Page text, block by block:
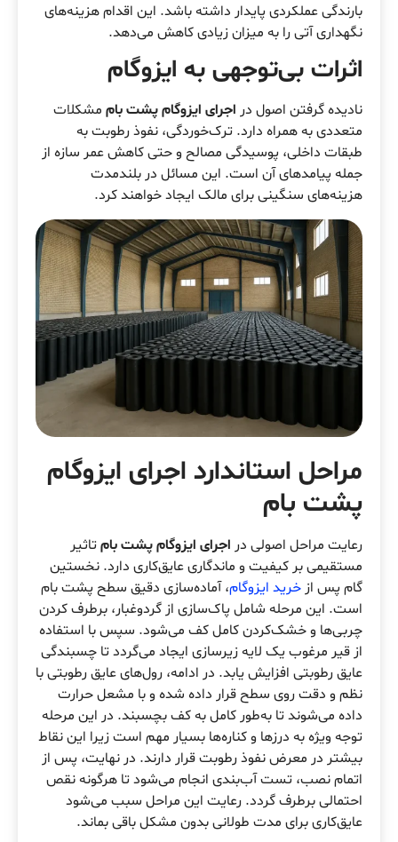
بارندگی عملکردی پایدار داشته باشد. این اقدام هزینه‌های
نگهداری آتی را به میزان زیادی کاهش می‌دهد.
اثرات بی‌توجهی به ایزوگام
نادیده گرفتن اصول در اجرای ایزوگام پشت بام مشکلات
متعددی به همراه دارد. ترک‌خوردگی، نفوذ رطوبت به
طبقات داخلی، پوسیدگی مصالح و حتی کاهش عمر سازه از
جمله پیامدهای آن است. این مسائل در بلندمدت
هزینه‌های سنگینی برای مالک ایجاد خواهند کرد.
مراحل استاندارد اجرای ایزوگام
پشت بام
رعایت مراحل اصولی در اجرای ایزوگام پشت بامتاثیر
مستقیمی بر کیفیت و ماندگاری عایق‌کاری دارد. نخستین
گام پس از خرید ایزوگام، آماده‌سازی دقیق سطح پشت بام
است. این مرحله شامل پاک‌سازی از گردوغبار، برطرف کردن
چربی‌ها و خشک‌کردن کامل کف می‌شود. سپس با استفاده
از قیر مرغوب یک لایه زیرسازی ایجاد می‌گردد تا چسبندگی
عایق رطوبتی افزایش یابد. در ادامه، رول‌های عایق رطوبتی با
نظم و دقت روی سطح قرار داده شده و با مشعل حرارت
داده می‌شوند تا به‌طور کامل به کف بچسبند. در این مرحله
توجه ویژه به درزها و کناره‌ها بسیار مهم است زیرا این نقاط
بیشتر در معرض نفوذ رطوبت قرار دارند. در نهایت، پس از
اتمام نصب، تست آب‌بندی انجام می‌شود تا هرگونه نقص
احتمالی برطرف گردد. رعایت این مراحل سبب می‌شود
عایق‌کاری برای مدت طولانی بدون مشکل باقی بماند.